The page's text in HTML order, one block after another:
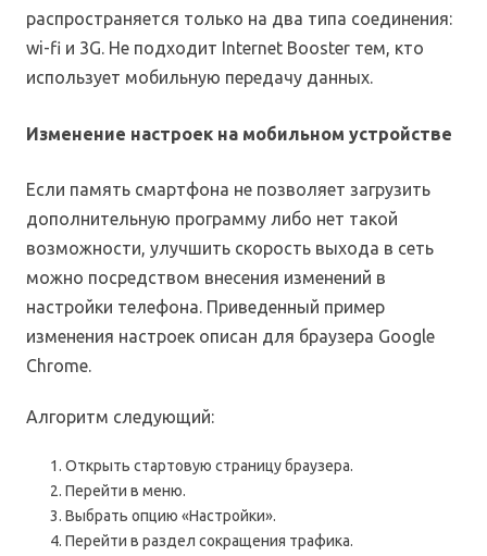
распространяется только на два типа соединения:
wi-fi и 3G. Не подходит Internet Booster тем, кто
использует мобильную передачу данных.
Изменение настроек на мобильном устройстве
Если память смартфона не позволяет загрузить
дополнительную программу либо нет такой
возможности, улучшить скорость выхода в сеть
можно посредством внесения изменений в
настройки телефона. Приведенный пример
изменения настроек описан для браузера Google
Chrome.
Алгоритм следующий:
Открыть стартовую страницу браузера.
Перейти в меню.
Выбрать опцию «Настройки».
Перейти в раздел сокращения трафика.